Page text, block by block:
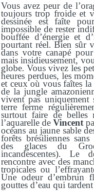
Vous avez peur de
toujours trop froide et
dessinée est faîte
impossible de rester
bouffée d’énergie et
pourtant réel. Bien sûr
dans votre canapé
mais insidieusement,
globe. Vous vivez les
heures perdues, les
et ceux où vous faîtes
de la jungle
vivent pas
terre ferme
surtout faire de belles
l’aquarelle de Vincent
océans au jaune sable
forêts brésiliennes
des glaces du
incandescentes). Le
rencontre avec des
tropicales ou
Une odeur d’embrun
gouttes d’eau qui